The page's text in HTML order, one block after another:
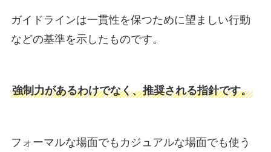
ガイドラインは一貫性を保つために望ましい行動
などの基準を示したものです。
強制力があるわけでなく、推奨される指針です。
フォーマルな場面でもカジュアルな場面でも使う